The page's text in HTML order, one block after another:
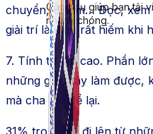
Công cụ giúp bạn tải
nhanh chóng.
chuyển, đi làm… Đọc,
giải trí là điều rất hiếm khi
7. Tính tự lập cao. Phần
những gì tự tay làm được,
mà cha mẹ để lại.